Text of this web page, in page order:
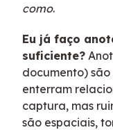
como.
Eu já faço
suficiente?
documento)
enterram
captura, mas
são espaciais,